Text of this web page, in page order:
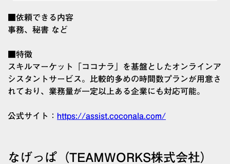
■依頼できる内容
事務、秘書 など
■特徴
スキルマーケット「ココナラ」を基盤としたオンラインア
シスタントサービス。比較的多めの時間数プランが用意さ
れており、業務量が一定以上ある企業にも対応可能。
公式サイト： https://assist.coconala.com/
なげっぱ（TEAMWORKS株式会社）